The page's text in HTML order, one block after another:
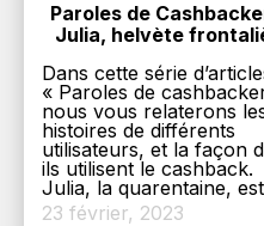
Paroles de
Julia, helvète
Dans cette série
« Paroles de
nous vous relaterons
histoires de différents
utilisateurs, et la façon
ils utilisent le cashback.
Julia, la quarentaine,
23 février, 2023